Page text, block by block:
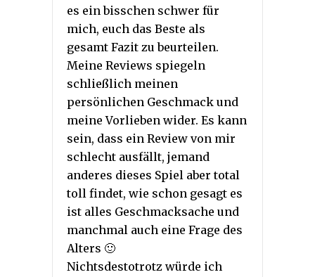
es ein bisschen schwer für
mich, euch das Beste als
gesamt Fazit zu beurteilen.
Meine Reviews spiegeln
schließlich meinen
persönlichen Geschmack und
meine Vorlieben wider. Es kann
sein, dass ein Review von mir
schlecht ausfällt, jemand
anderes dieses Spiel aber total
toll findet, wie schon gesagt es
ist alles Geschmacksache und
manchmal auch eine Frage des
Alters 🙂
Nichtsdestotrotz würde ich